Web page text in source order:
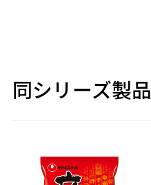
同シリーズ製品